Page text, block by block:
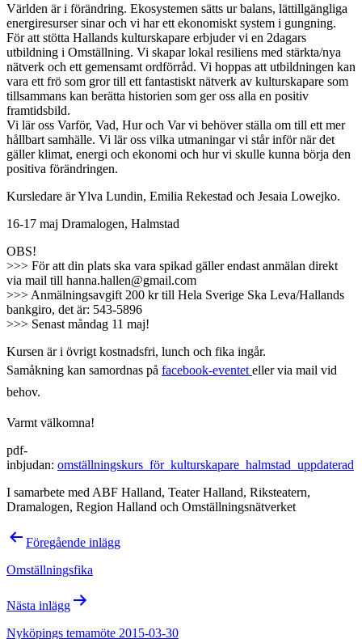
Världen är i förändring. Ekosystemen sätts ur balans, lättillgängliga
energiresurser sinar och vi har ett ekonomiskt system i gungning.
För att stötta Hallands kulturskapare erbjuder vi en 2dagars
utbildning i Omställning. Vi skapar lokal resiliens med stärkta/nya
nätverk och ett gemensamt ordförråd. Vi hoppas att utbildningen kan
vara ett frö som gror till ett fantastiskt nätverk av kulturskapare som
tillsammans kan berätta historien som ger oss alla en positiv
framtidsbild.
Vi lär oss Varför, Vad, Hur och Var vi behöver ställa om till ett mer
hållbart samhälle. Vi lär oss vilka utmaningar vi står inför när det
gäller klimat, energi och ekonomi och hur vi skulle kunna börja den
positiva förändringen.
Kursledare är Ylva Lundin, Emilia Rekestad och Jesaia Lowejko.
16-17 maj Dramalogen, Halmstad
OBS!
>>> För att din plats ska vara spikad gäller endast anmälan direkt
via mail till hanna.hallen@gmail.com
>>> Anmälningsavgift 200 kr till Hela Sverige Ska Leva/Hallands
bankgiro, det är: 543-5896
>>> Senast måndag 11 maj!
Kursen är i övrigt kostnadsfri, lunch och fika ingår.
Samåkning kan samordnas på facebook-eventet eller via mail vid
behov.
Varmt välkomna!
pdf-
inbjudan: omställningskurs_för_kulturskapare_halmstad_uppdaterad
I samarbete med ABF Halland, Teater Halland, Riksteatern,
Dramalogen, Region Halland och Omställningsnätverket
Inläggsnavigering
Föregående inlägg
Omställningsfika
Nästa inlägg
Nyköpings temamöte 2015-03-30